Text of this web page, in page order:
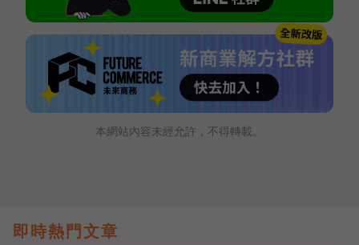
本網站內容未經允許，不得轉載。
即時熱門文章